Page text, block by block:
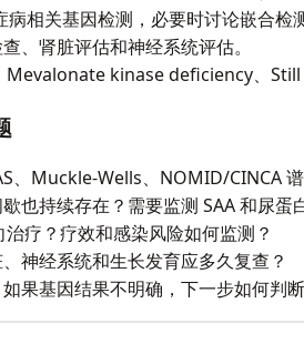
病相关基因检测，必要时讨论嵌合检
、肾脏评估和神经系统评估。
Mevalonate kinase deficiency、
、Muckle-Wells、NOMID/CINCA
也持续存在？需要监测 SAA 和尿蛋
疗？疗效和感染风险如何监测？
神经系统和生长发育应多久复查？
果基因结果不明确，下一步如何判